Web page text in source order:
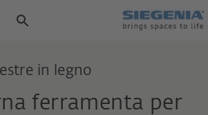
in legno
ferramenta per